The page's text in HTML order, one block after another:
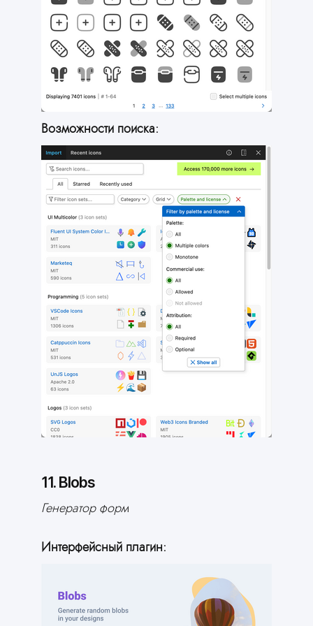
Возможности поиска:
11. Blobs
Генератор форм
Интерфейсный плагин: